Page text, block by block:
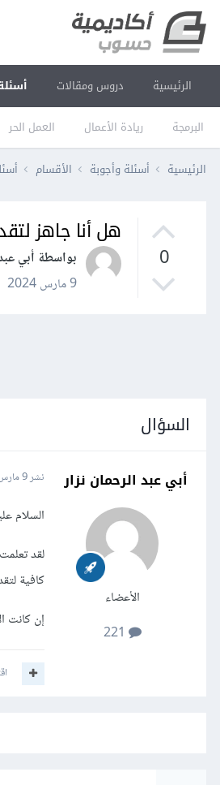
الرئيسية دروس ومقالات
البرمجة ريادة الأعمال العمل الحر
الرئيسية أسئلة وأجوبة الأقسام
0
هل أنا جاهز
بواسطة أبي
9 مارس 2024
السؤال
أبي عبد الرحمان نزار
الأعضاء
نشر9 مارس 2024
السلام
لقد
كافية
إن كانت